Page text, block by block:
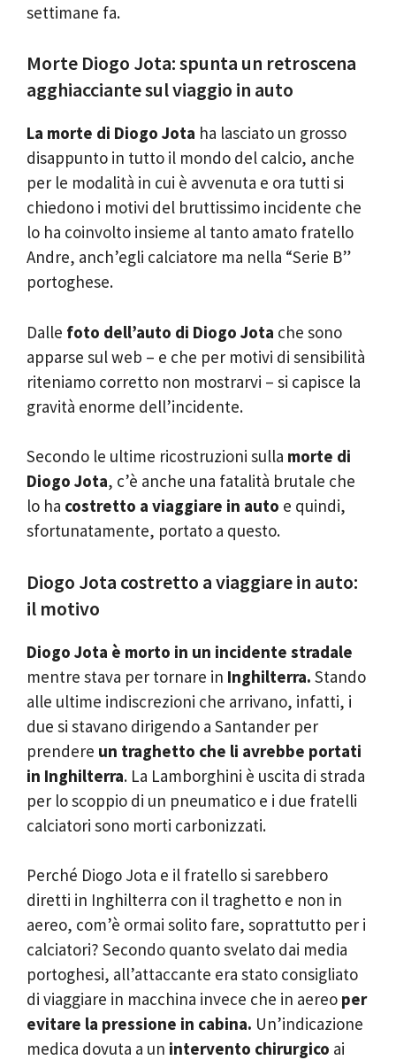
settimane fa.
Morte Diogo Jota: spunta un retroscena
agghiacciante sul viaggio in auto
La morte di Diogo Jota ha lasciato un grosso
disappunto in tutto il mondo del calcio, anche
per le modalità in cui è avvenuta e ora tutti si
chiedono i motivi del bruttissimo incidente che
lo ha coinvolto insieme al tanto amato fratello
Andre, anch’egli calciatore ma nella “Serie B”
portoghese.
Dalle foto dell’auto di Diogo Jota che sono
apparse sul web – e che per motivi di sensibilità
riteniamo corretto non mostrarvi – si capisce la
gravità enorme dell’incidente.
Secondo le ultime ricostruzioni sulla morte di
Diogo Jota, c’è anche una fatalità brutale che
lo ha costretto a viaggiare in auto e quindi,
sfortunatamente, portato a questo.
Diogo Jota costretto a viaggiare in auto:
il motivo
Diogo Jota è morto in un incidente stradale
mentre stava per tornare in Inghilterra. Stando
alle ultime indiscrezioni che arrivano, infatti, i
due si stavano dirigendo a Santander per
prendere un traghetto che li avrebbe portati
in Inghilterra. La Lamborghini è uscita di strada
per lo scoppio di un pneumatico e i due fratelli
calciatori sono morti carbonizzati.
Perché Diogo Jota e il fratello si sarebbero
diretti in Inghilterra con il traghetto e non in
aereo, com’è ormai solito fare, soprattutto per i
calciatori? Secondo quanto svelato dai media
portoghesi, all’attaccante era stato consigliato
di viaggiare in macchina invece che in aereo per
evitare la pressione in cabina. Un’indicazione
medica dovuta a un intervento chirurgico ai